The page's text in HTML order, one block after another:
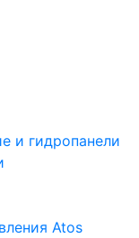
и гидропанели
Atos